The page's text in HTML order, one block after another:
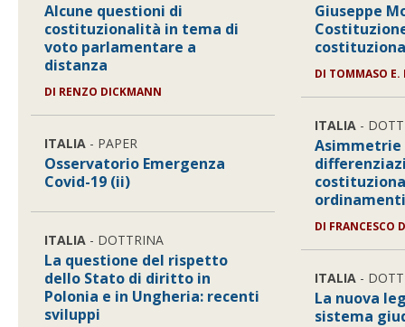
Alcune questioni di
costituzionalità in tema di
voto parlamentare a
distanza
DI RENZO DICKMANN
ITALIA - PAPER
Osservatorio Emergenza
Covid-19 (ii)
ITALIA - DOTTRINA
La questione del rispetto
dello Stato di diritto in
Polonia e in Ungheria: recenti
sviluppi
Giuseppe
DI TOMMASO E.
ITALIA -
Asimmetrie
DI FRANCESCO
ITALIA -
La nuova
sistema